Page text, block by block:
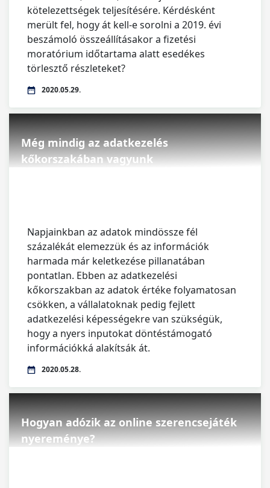
kötelezettségek teljesítésére. Kérdésként
merült fel, hogy át kell-e sorolni a 2019. évi
beszámoló összeállításakor a fizetési
moratórium időtartama alatt esedékes
törlesztő részleteket?
2020.05.29.
Még mindig az adatkezelés
kőkorszakában vagyunk
Napjainkban az adatok mindössze fél
százalékát elemezzük és az információk
harmada már keletkezése pillanatában
pontatlan. Ebben az adatkezelési
kőkorszakban az adatok értéke folyamatosan
csökken, a vállalatoknak pedig fejlett
adatkezelési képességekre van szükségük,
hogy a nyers inputokat döntéstámogató
információkká alakítsák át.
2020.05.28.
Hogyan adózik az online szerencsejáték
nyereménye?